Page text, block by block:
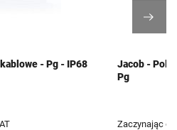
- Pg - IP68
Jacob -
Pg
Zaczynając od